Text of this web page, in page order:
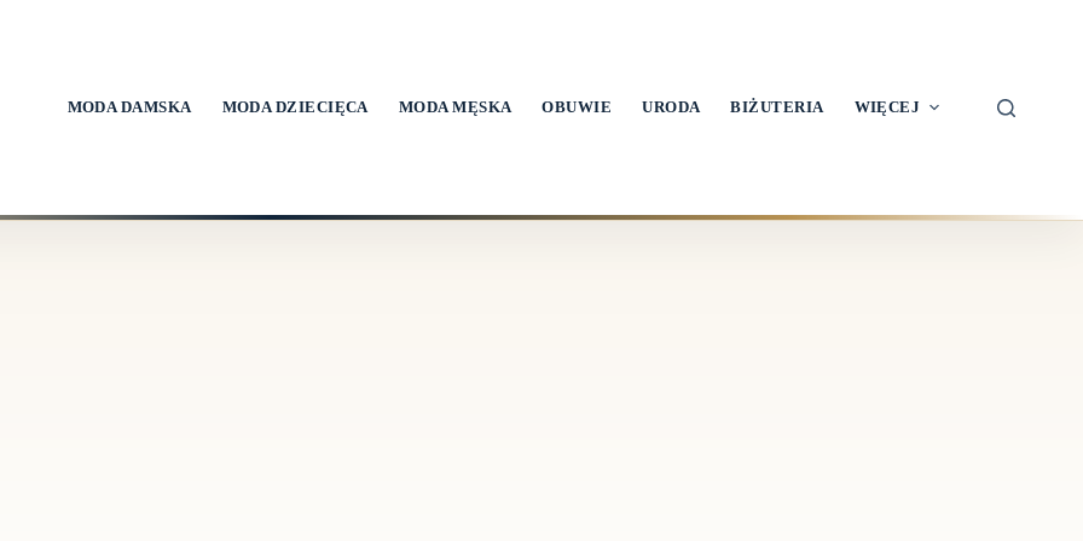
MODA DAMSKA MODA DZIECIĘCA MODA MĘSKA OBUWIE URODA BIŻUTERIA WIĘCEJ